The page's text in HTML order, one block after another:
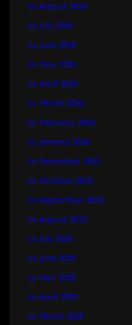
c
h
August 2026
July 2026
June 2026
May 2026
April 2026
March 2026
February 2026
January 2026
December 2025
October 2025
September 2025
August 2025
July 2025
June 2025
May 2025
April 2025
March 2025